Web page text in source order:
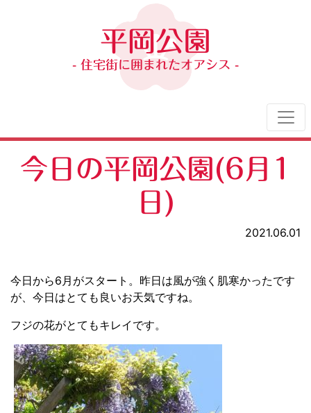
平岡公園
- 住宅街に囲まれたオアシス -
今日の平岡公園(6月1
日)
2021.06.01
今日から6月がスタート。昨日は風が強く肌寒かったです
が、今日はとても良いお天気ですね。
フジの花がとてもキレイです。